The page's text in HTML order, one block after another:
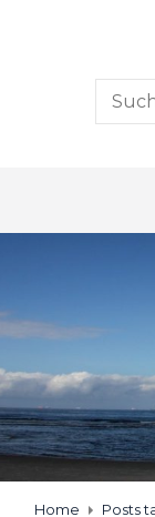
for:
Home Posts